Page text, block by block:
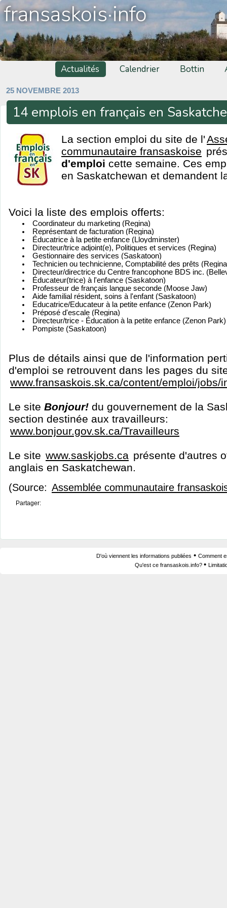
fransaskois·info
Actualités Calendrier Bottin
25 NOVEMBRE 2013
14 emplois en français en
La section emploi du site de l'
communautaire fransaskoise
d'emploi cette semaine. Ces
en Saskatchewan et demandent
Voici la liste des emplois offerts:
Coordinateur du marketing (Regina)
Représentant de facturation (Regina)
Éducatrice à la petite enfance (Lloydminster)
Directeur/trice adjoint(e), Politiques et services (Regina)
Gestionnaire des services (Saskatoon)
Technicien ou technicienne, Comptabilité des prêts
Directeur/directrice du Centre francophone BDS inc.
Éducateur(trice) à l'enfance (Saskatoon)
Professeur de français langue seconde (Moose Jaw)
Aide familial résident, soins à l'enfant (Saskatoon)
Educatrice/Educateur à la petite enfance (Zenon Park)
Préposé d'escale (Regina)
Directeur/trice - Éducation à la petite enfance (Zenon Park)
Pompiste (Saskatoon)
Plus de détails ainsi que de l'information
d'emploi se retrouvent dans les pages du
www.fransaskois.sk.ca/content/emploi/jobs/
Le site Bonjour! du gouvernement de la
section destinée aux travailleurs:
www.bonjour.gov.sk.ca/Travailleurs
Le site www.saskjobs.ca présente d'autres
anglais en Saskatchewan.
(Source: Assemblée communautaire
Partager:
D'où viennent les informations publiées • Comment
Qu'est ce fransaskois.info? •